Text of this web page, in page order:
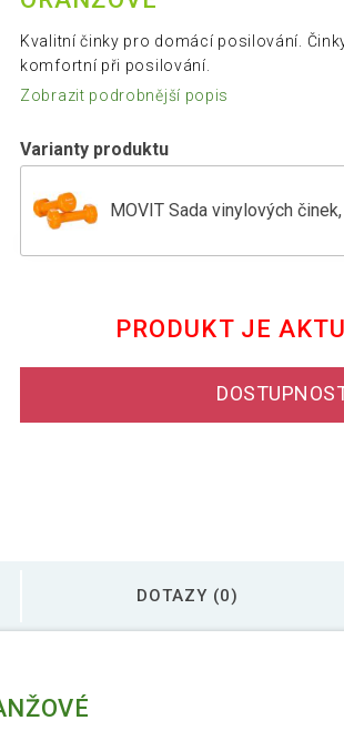
Kvalitní činky pro domácí posilování.
komfortní při posilování.
Zobrazit podrobnější popis
Varianty produktu
MOVIT Sada vinylových
MOVIT Sada vinylových
PRODUKT JE
DOTAZY (0)